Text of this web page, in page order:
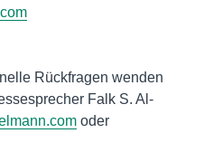
Rückfragen wenden
Falk S. Al-
oder